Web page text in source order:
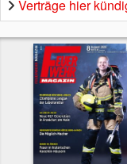
Verträge hier